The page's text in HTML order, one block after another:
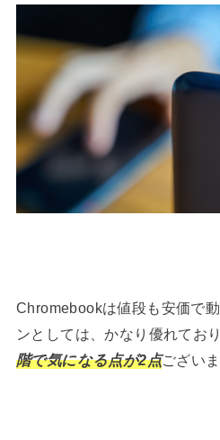
Chromebookは値段も安価で
ンとしては、かなり優れてお
階で気になる点が2点ございま